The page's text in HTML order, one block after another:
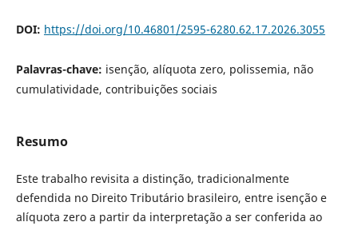
DOI: https://doi.org/10.46801/2595-6280.62.17.2026.3055
Palavras-chave: isenção, alíquota zero, polissemia, não
cumulatividade, contribuições sociais
Resumo
Este trabalho revisita a distinção, tradicionalmente
defendida no Direito Tributário brasileiro, entre isenção e
alíquota zero a partir da interpretação a ser conferida ao